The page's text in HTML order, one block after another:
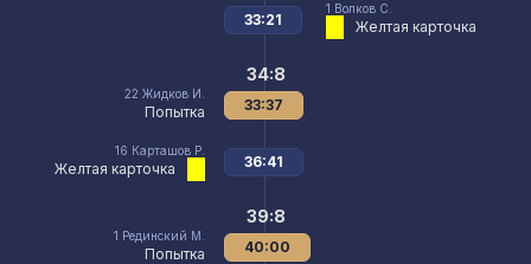
1 Волков С.
Желтая карточка
33:21
22 Жидков И.
Попытка
34:8
33:37
16 Карташов Р.
Желтая карточка 36:41
1 Рединский М.
Попытка
39:8
40:00